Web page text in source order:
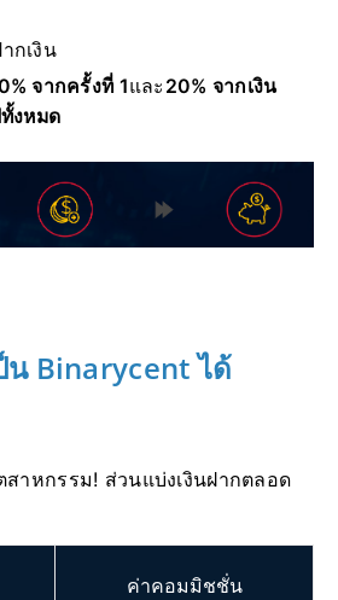
กเงิน
จากครั้งที่ 1และ 20% จากเงิน
งหมด
น Binarycent ได้
าหกรรม! ส่วนแบ่งเงินฝากตลอด
ค่าคอมมิชชั่น